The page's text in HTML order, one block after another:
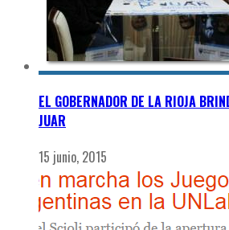
EL GOBERNADOR DE LA RIOJA
JUAR
15 junio, 2015